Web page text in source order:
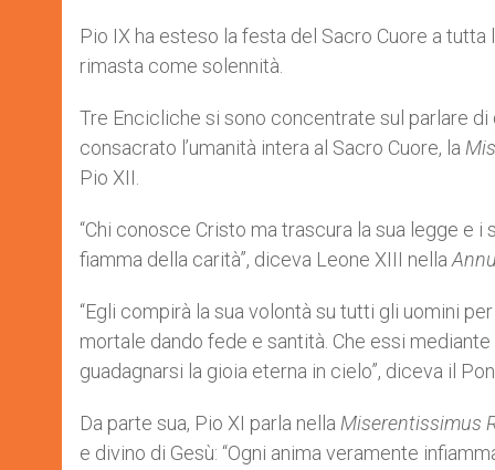
Pio IX ha esteso la festa del Sacro Cuore a
rimasta come solennità.
Tre Encicliche si sono concentrate sul parlare di
consacrato l’umanità intera al Sacro Cuore, la
Pio XII.
“Chi conosce Cristo ma trascura la sua legge e
fiamma della carità”, diceva Leone XIII nella
“Egli compirà la sua volontà su tutti gli uomini
mortale dando fede e santità. Che essi
guadagnarsi la gioia eterna in cielo”, diceva il
Da parte sua, Pio XI parla nella Miserentissimus
e divino di Gesù: “Ogni anima veramente